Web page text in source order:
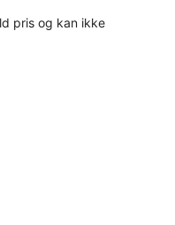
pris og kan ikke